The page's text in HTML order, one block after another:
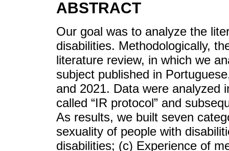
ABSTRACT
Our goal was to analyze the
disabilities. Methodologically,
literature review, in which we
subject published in
and 2021. Data were analyzed
called “IR protocol” and
As results, we built seven
sexuality of people with
disabilities; (c) Experience of